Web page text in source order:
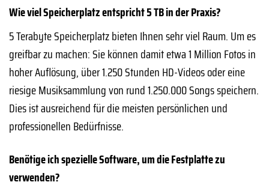
Wie viel Speicherplatz entspricht 5 TB in der Praxis?
5 Terabyte Speicherplatz bieten Ihnen sehr viel Raum. Um es
greifbar zu machen: Sie können damit etwa 1 Million Fotos in
hoher Auflösung, über 1.250 Stunden HD-Videos oder eine
riesige Musiksammlung von rund 1.250.000 Songs speichern.
Dies ist ausreichend für die meisten persönlichen und
professionellen Bedürfnisse.
Benötige ich spezielle Software, um die Festplatte zu
verwenden?